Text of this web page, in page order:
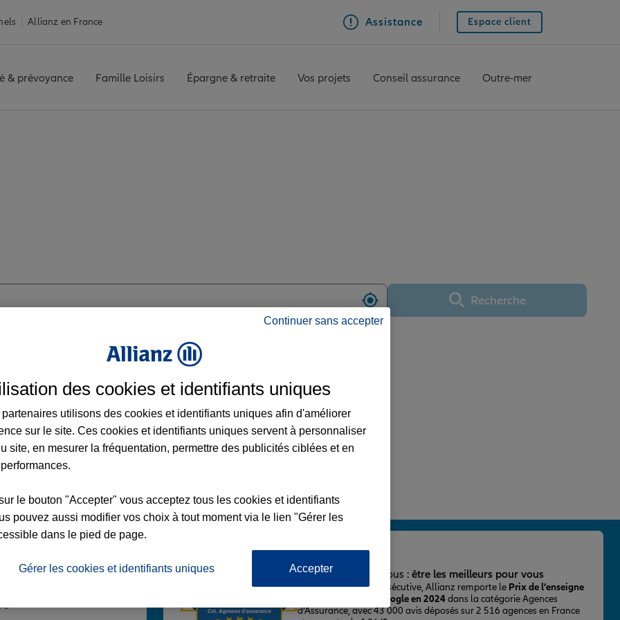
Allianz en France Assistance Espace client
& prévoyance Famille Loisirs Épargne & retraite Vos projets Conseil assurance Outre-mer
Utiliser ma positionRecherche
SUR AVRE
ET D ITON
Voir l'agence
SUR AVRE
L'important pour nous : être les meilleurs pour vous
Pour la 2ème fois consécutive, Allianz remporte le Prix de l’enseigne
la mieux notée sur Google en 2024dans la catégorie Agences
d’Assurance, avec 43 000 avis déposés sur 2 516 agences en France
Continuer sans accepter
des cookies et identifiants uniques
partenaires utilisons des cookies et identifiants uniques afin d'améliorer
sur le site. Ces cookies et identifiants uniques servent à personnaliser
site, en mesurer la fréquentation, permettre des publicités ciblées et en
le bouton "Accepter" vous acceptez tous les cookies et identifiants
pouvez aussi modifier vos choix à tout moment via le lien "Gérer les
dans le pied de page.
Gérer les cookies et identifiants uniques Accepter